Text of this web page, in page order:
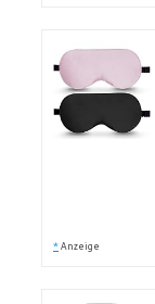
* Anzeige